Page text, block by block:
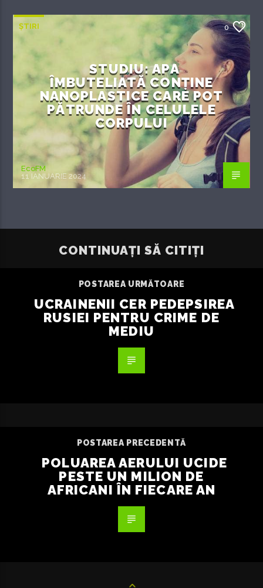
ȘTIRI 0
STUDIU: APA
ÎMBUTELIATĂ CONȚINE
NANOPLASTICE CARE POT
PĂTRUNDE ÎN CELULELE
CORPULUI
EcoFM
11 IANUARIE 2024
CONTINUAȚI SĂ CITIȚI
POSTAREA URMĂTOARE
UCRAINENII CER PEDEPSIREA
RUSIEI PENTRU CRIME DE
MEDIU
POSTAREA PRECEDENTĂ
POLUAREA AERULUI UCIDE
PESTE UN MILION DE
AFRICANI ÎN FIECARE AN